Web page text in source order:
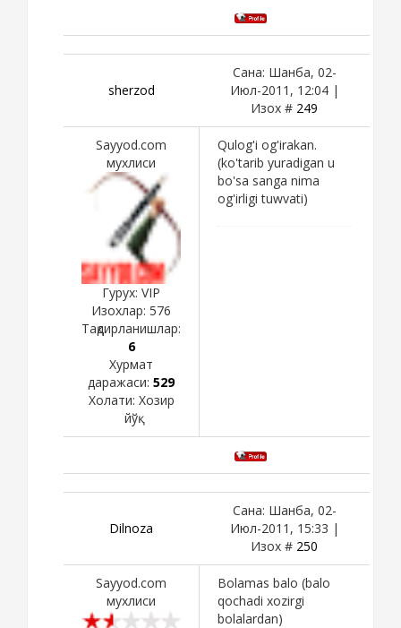
sherzod
Сана: Шанба, 02-
Июл-2011, 12:04 |
Изох # 249
Sayyod.com
мухлиси
Гурух: VIP
Изохлар: 576
Тақдирланишлар:
6
Хурмат
даражаси: 529
Холати: Хозир
йўқ
Qulog'i og'irakan.
(ko'tarib yuradigan u
bo'sa sanga nima
og'irligi tuwvati)
Dilnoza
Сана: Шанба, 02-
Июл-2011, 15:33 |
Изох # 250
Sayyod.com
мухлиси
Bolamas balo (balo
qochadi xozirgi
bolalardan)